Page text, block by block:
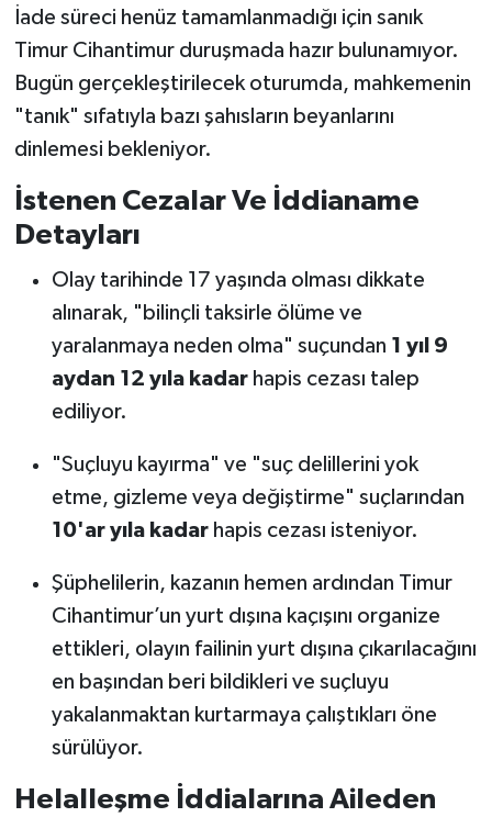
İade süreci henüz tamamlanmadığı için sanık
Timur Cihantimur duruşmada hazır bulunamıyor.
Bugün gerçekleştirilecek oturumda, mahkemenin
"tanık" sıfatıyla bazı şahısların beyanlarını
dinlemesi bekleniyor.
İstenen Cezalar Ve İddianame
Detayları
Olay tarihinde 17 yaşında olması dikkate
alınarak, "bilinçli taksirle ölüme ve
yaralanmaya neden olma" suçundan 1 yıl 9
aydan 12 yıla kadarhapis cezası talep
ediliyor.
"Suçluyu kayırma" ve "suç delillerini yok
etme, gizleme veya değiştirme" suçlarından
10'ar yıla kadarhapis cezası isteniyor.
Şüphelilerin, kazanın hemen ardından Timur
Cihantimur’un yurt dışına kaçışını organize
ettikleri, olayın failinin yurt dışına çıkarılacağını
en başından beri bildikleri ve suçluyu
yakalanmaktan kurtarmaya çalıştıkları öne
sürülüyor.
Helalleşme İddialarına Aileden